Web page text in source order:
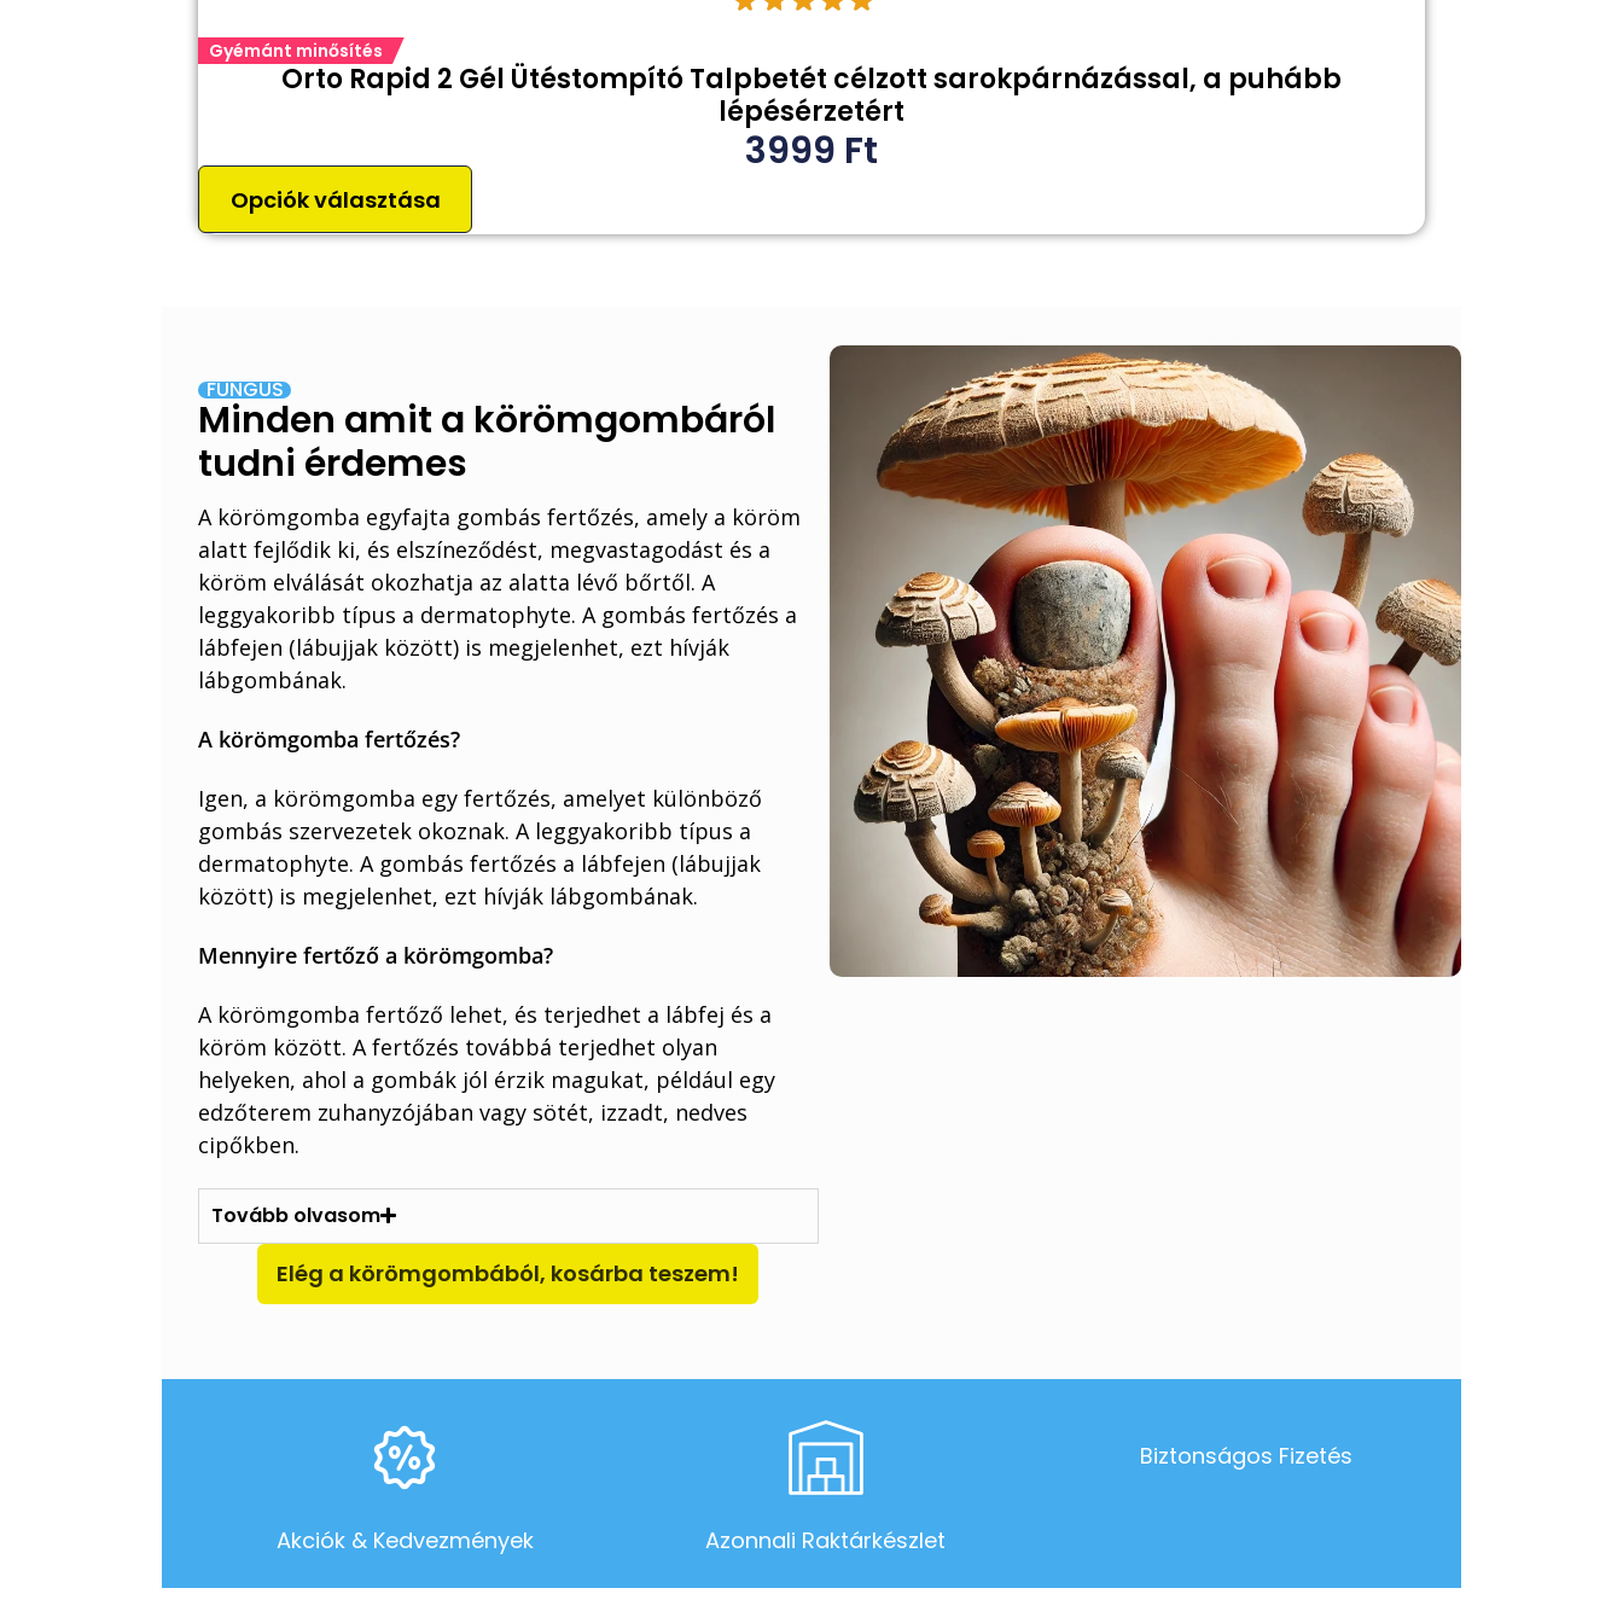
Gyémánt minősítés
Orto Rapid 2 Gél Ütéstompító Talpbetét célzott sarokpárnázással, a puhább
lépésérzetért
3999 Ft
Opciók választása
FUNGUS
Minden amit a körömgombáról
tudni érdemes
A körömgomba egyfajta gombás fertőzés, amely a köröm
alatt fejlődik ki, és elszíneződést, megvastagodást és a
köröm elválását okozhatja az alatta lévő bőrtől. A
leggyakoribb típus a dermatophyte. A gombás fertőzés a
lábfejen (lábujjak között) is megjelenhet, ezt hívják
lábgombának.
A körömgomba fertőzés?
Igen, a körömgomba egy fertőzés, amelyet különböző
gombás szervezetek okoznak. A leggyakoribb típus a
dermatophyte. A gombás fertőzés a lábfejen (lábujjak
között) is megjelenhet, ezt hívják lábgombának.
Mennyire fertőző a körömgomba?
A körömgomba fertőző lehet, és terjedhet a lábfej és a
köröm között. A fertőzés továbbá terjedhet olyan
helyeken, ahol a gombák jól érzik magukat, például egy
edzőterem zuhanyzójában vagy sötét, izzadt, nedves
cipőkben.
Tovább olvasom
Elég a körömgombából, kosárba teszem!
Akciók & Kedvezmények Azonnali Raktárkészlet
Biztonságos Fizetés
email
KÉREM A KUPONT!
NEM, KÖSZI!